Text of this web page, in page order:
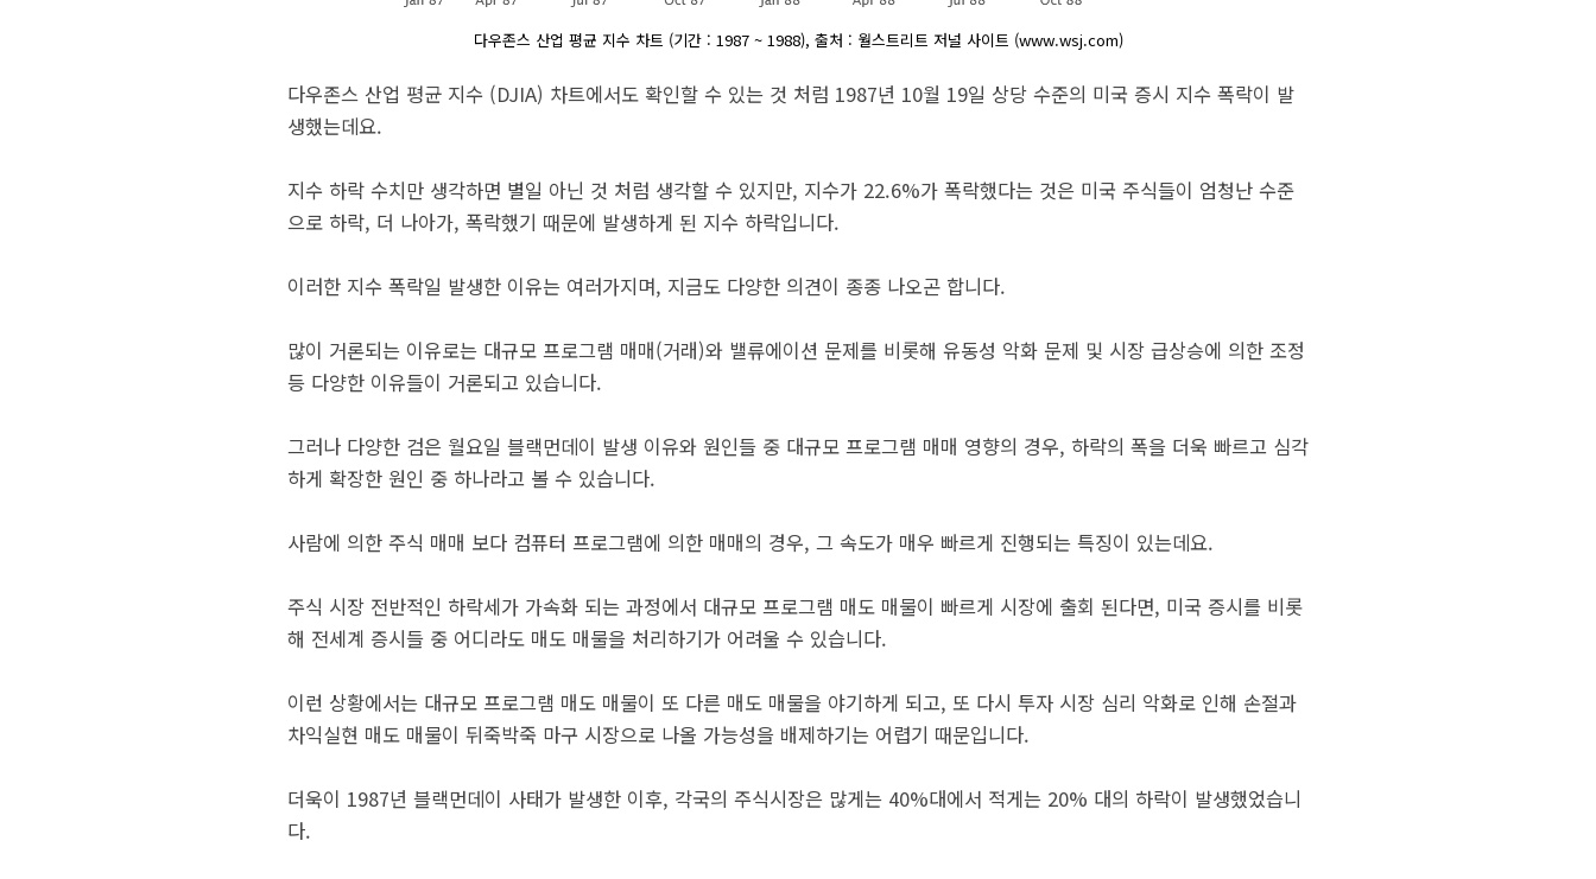
다우존스 산업 평균 지수 차트 (기간 : 1987 ~ 1988), 출처 : 월스트리트 저널 사이트 (www.wsj.com)
다우존스 산업 평균 지수 (DJIA) 차트에서도 확인할 수 있는 것 처럼 1987년 10월 19일 상당 수준의 미국 증시 지수 폭락이 발
생했는데요.
지수 하락 수치만 생각하면 별일 아닌 것 처럼 생각할 수 있지만, 지수가 22.6%가 폭락했다는 것은 미국 주식들이 엄청난 수준
으로 하락, 더 나아가, 폭락했기 때문에 발생하게 된 지수 하락입니다.
이러한 지수 폭락일 발생한 이유는 여러가지며, 지금도 다양한 의견이 종종 나오곤 합니다.
많이 거론되는 이유로는 대규모 프로그램 매매(거래)와 밸류에이션 문제를 비롯해 유동성 악화 문제 및 시장 급상승에 의한 조정
등 다양한 이유들이 거론되고 있습니다.
그러나 다양한 검은 월요일 블랙먼데이 발생 이유와 원인들 중 대규모 프로그램 매매 영향의 경우, 하락의 폭을 더욱 빠르고 심각
하게 확장한 원인 중 하나라고 볼 수 있습니다.
사람에 의한 주식 매매 보다 컴퓨터 프로그램에 의한 매매의 경우, 그 속도가 매우 빠르게 진행되는 특징이 있는데요.
주식 시장 전반적인 하락세가 가속화 되는 과정에서 대규모 프로그램 매도 매물이 빠르게 시장에 출회 된다면, 미국 증시를 비롯
해 전세계 증시들 중 어디라도 매도 매물을 처리하기가 어려울 수 있습니다.
이런 상황에서는 대규모 프로그램 매도 매물이 또 다른 매도 매물을 야기하게 되고, 또 다시 투자 시장 심리 악화로 인해 손절과
차익실현 매도 매물이 뒤죽박죽 마구 시장으로 나올 가능성을 배제하기는 어렵기 때문입니다.
더욱이 1987년 블랙먼데이 사태가 발생한 이후, 각국의 주식시장은 많게는 40%대에서 적게는 20% 대의 하락이 발생했었습니
다.